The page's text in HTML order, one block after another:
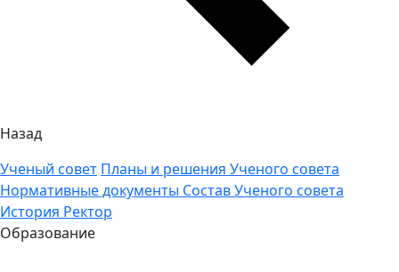
Назад
Ученый совет Планы и решения Ученого совета
Нормативные документы Состав Ученого совета
История Ректор
Образование